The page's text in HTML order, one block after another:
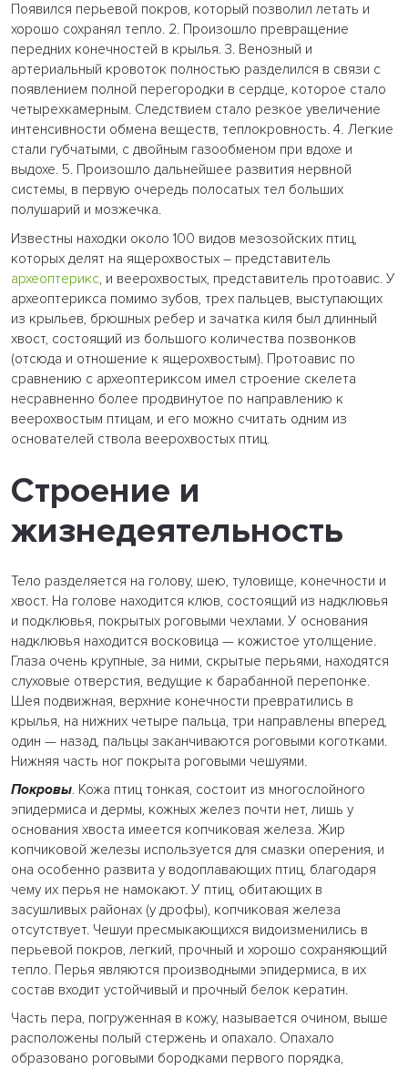
Появился перьевой покров, который позволил летать и
хорошо сохранял тепло. 2. Произошло превращение
передних конечностей в крылья. 3. Венозный и
артериальный кровоток полностью разделился в связи с
появлением полной перегородки в сердце, которое стало
четырехкамерным. Следствием стало резкое увеличение
интенсивности обмена веществ, теплокровность. 4. Легкие
стали губчатыми, с двойным газообменом при вдохе и
выдохе. 5. Произошло дальнейшее развития нервной
системы, в первую очередь полосатых тел больших
полушарий и мозжечка.
Известны находки около 100 видов мезозойских птиц,
которых делят на ящерохвостых – представитель
археоптерикс, и веерохвостых, представитель протоавис. У
археоптерикса помимо зубов, трех пальцев, выступающих
из крыльев, брюшных ребер и зачатка киля был длинный
хвост, состоящий из большого количества позвонков
(отсюда и отношение к ящерохвостым). Протоавис по
сравнению с археоптериксом имел строение скелета
несравненно более продвинутое по направлению к
веерохвостым птицам, и его можно считать одним из
основателей ствола веерохвостых птиц.
Строение и
жизнедеятельность
Тело разделяется на голову, шею, туловище, конечности и
хвост. На голове находится клюв, состоящий из надклювья
и подклювья, покрытых роговыми чехлами. У основания
надклювья находится восковица — кожистое утолщение.
Глаза очень крупные, за ними, скрытые перьями, находятся
слуховые отверстия, ведущие к барабанной перепонке.
Шея подвижная, верхние конечности превратились в
крылья, на нижних четыре пальца, три направлены вперед,
один — назад, пальцы заканчиваются роговыми коготками.
Нижняя часть ног покрыта роговыми чешуями.
Покровы. Кожа птиц тонкая, состоит из многослойного
эпидермиса и дермы, кожных желез почти нет, лишь у
основания хвоста имеется копчиковая железа. Жир
копчиковой железы используется для смазки оперения, и
она особенно развита у водоплавающих птиц, благодаря
чему их перья не намокают. У птиц, обитающих в
засушливых районах (у дрофы), копчиковая железа
отсутствует. Чешуи пресмыкающихся видоизменились в
перьевой покров, легкий, прочный и хорошо сохраняющий
тепло. Перья являются производными эпидермиса, в их
состав входит устойчивый и прочный белок кератин.
Часть пера, погруженная в кожу, называется очином, выше
расположены полый стержень и опахало. Опахало
образовано роговыми бородками первого порядка,